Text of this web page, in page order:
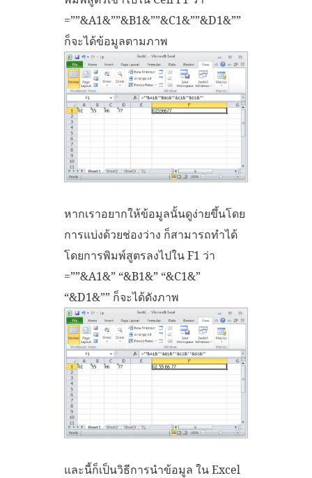
=””&A1&””&B1&””&C1&””&D1&””
ก็จะได้ข้อมูลตามภาพ
หากเราอยากให้ข้อมูลนั้นดูง่ายขึ้นโดย
การแบ่งด้วยช่องว่าง ก็สามารถทำได้
โดยการพิมพ์สูตรลงไปใน F1 ว่า
=””&A1&” “&B1&” “&C1&”
“&D1&”” ก็จะได้ดังภาพ
และนี้ก็เป็นวิธีการนำข้อมูล ใน Excel